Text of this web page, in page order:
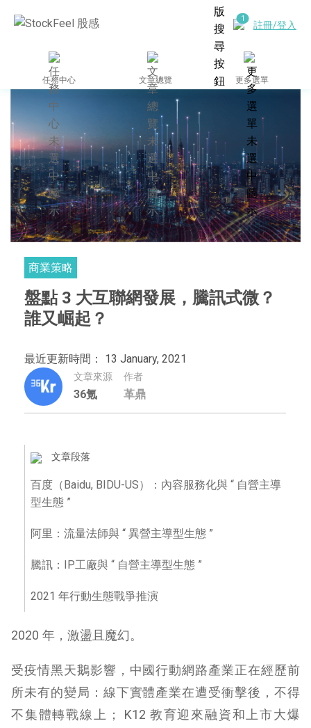
註冊/登入
任務中心 文章總覽 更多選單
商業策略
盤點 3 大互聯網發展，騰訊式微？
誰又崛起？
最近更新時間： 13 January, 2021
文章來源
36氪
作者
革鼎
文章段落
百度（Baidu, BIDU-US）：內容服務化與 “ 自營主導
型生態 ”
阿里：流量法師與 “ 異營主導型生態 ”
騰訊：IP工廠與 “ 自營主導型生態 ”
2021 年行動生態戰爭推演
2020 年，激盪且魔幻。
受疫情黑天鵝影響，中國行動網路產業正在經歷前
所未有的變局：線下實體產業在遭受衝擊後，不得
不集體轉戰線上； K12 教育迎來融資和上市大爆